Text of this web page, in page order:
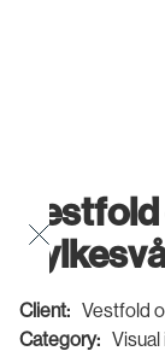
Client:
Vestfold
Category:
Visual